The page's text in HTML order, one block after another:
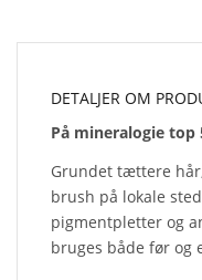
DETALJER OM
På mineralogie top
Grundet tættere
brush på lokale
pigmentpletter og
bruges både før og